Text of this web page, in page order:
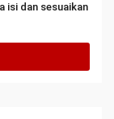
isi dan sesuaikan